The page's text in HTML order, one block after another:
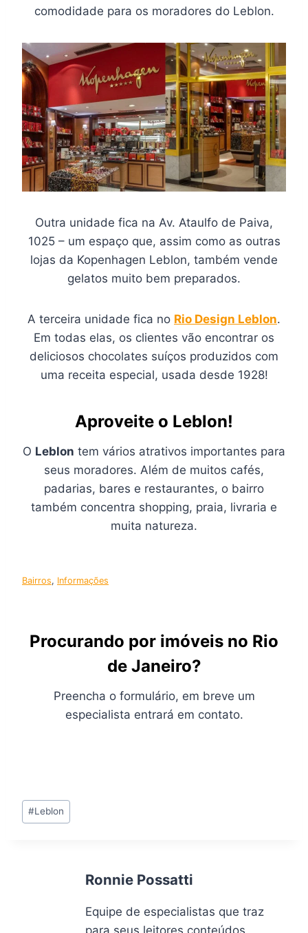
comodidade para os moradores do Leblon.
Outra unidade fica na Av. Ataulfo de Paiva,
1025 – um espaço que, assim como as outras
lojas da Kopenhagen Leblon, também vende
gelatos muito bem preparados.
A terceira unidade fica no Rio Design Leblon.
Em todas elas, os clientes vão encontrar os
deliciosos chocolates suíços produzidos com
uma receita especial, usada desde 1928!
Aproveite o Leblon!
O Leblon tem vários atrativos importantes para
seus moradores. Além de muitos cafés,
padarias, bares e restaurantes, o bairro
também concentra shopping, praia, livraria e
muita natureza.
Bairros, Informações
Procurando por imóveis no Rio
de Janeiro?
Preencha o formulário, em breve um
especialista entrará em contato.
Tags
do
#Leblon
Ronnie Possatti
Equipe de especialistas que traz